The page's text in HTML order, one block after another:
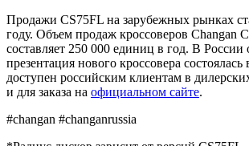
Продажи CS75FL на зарубежных рынках
году. Объем продаж кроссоверов Changan
составляет 250 000 единиц в год. В России
презентация нового кроссовера
доступен российским клиентам в
и для заказа на официальном сайте.
#changan #changanrussia